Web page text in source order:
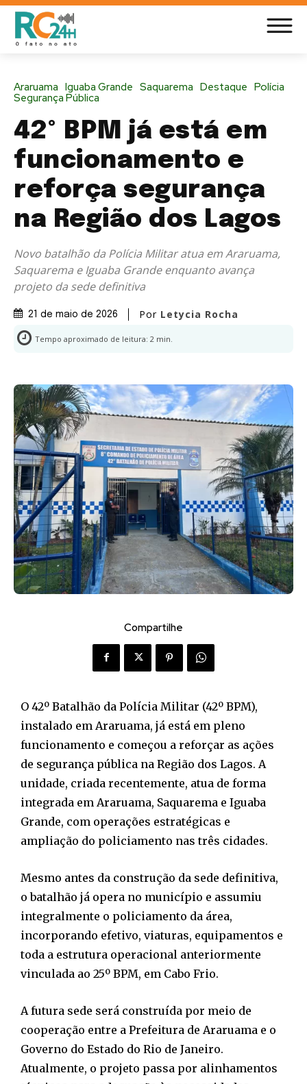
Araruama Iguaba Grande Saquarema Destaque Polícia
Segurança Pública
42º BPM já está em
funcionamento e
reforça segurança
na Região dos Lagos
Novo batalhão da Polícia Militar atua em Araruama,
Saquarema e Iguaba Grande enquanto avança
projeto da sede definitiva
21 de maio de 2026 Por Letycia Rocha
Tempo aproximado de leitura: 2 min.
Compartilhe
O 42º Batalhão da Polícia Militar (42º BPM),
instalado em Araruama, já está em pleno
funcionamento e começou a reforçar as ações
de segurança pública na Região dos Lagos. A
unidade, criada recentemente, atua de forma
integrada em Araruama, Saquarema e Iguaba
Grande, com operações estratégicas e
ampliação do policiamento nas três cidades.
Mesmo antes da construção da sede definitiva,
o batalhão já opera no município e assumiu
integralmente o policiamento da área,
incorporando efetivo, viaturas, equipamentos e
toda a estrutura operacional anteriormente
vinculada ao 25º BPM, em Cabo Frio.
A futura sede será construída por meio de
cooperação entre a Prefeitura de Araruama e o
Governo do Estado do Rio de Janeiro.
Atualmente, o projeto passa por alinhamentos